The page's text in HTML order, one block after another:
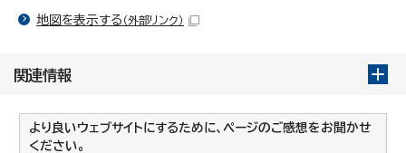
地図を表示する （外部リンク）
関連情報
より良いウェブサイトにするために、ページのご感想をお聞かせ
ください。